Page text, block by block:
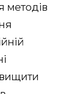
методів